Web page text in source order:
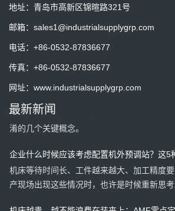
地址： 青岛市高新区锦暄路321号
邮箱： sales1@industrialsupplygrp.com
电话： +86-0532-87836677
传真： +86-0532-87836677
网址： www.industrialsupplygrp.com
最新新闻
一套预调站一天到底能节省多少时间？算一笔
的更有价值。
重复定位精度是否等于加工精度？一次讲清原
淆的几个关键概念。
企业什么时候应该考虑配置机外预调站？这5
机床等待时间长、工件越来越大、加工精度
机床越贵，越不能浪费在装夹上：AMF零点
欢迎？
设备越先进，真正拉开差距的是装夹效率。